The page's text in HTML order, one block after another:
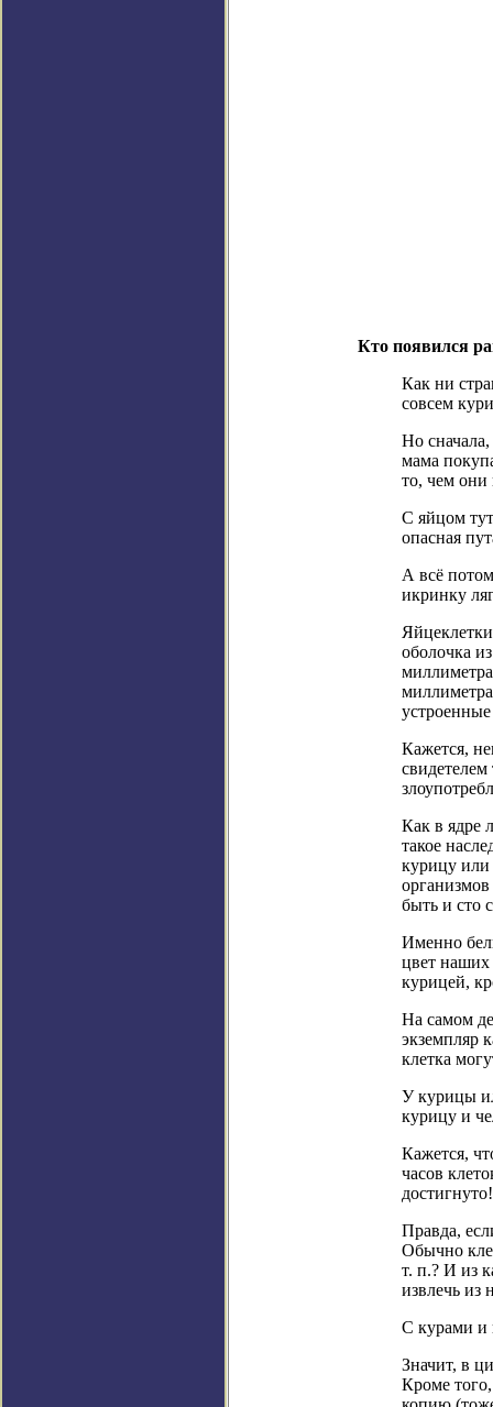
Кто появился
Как ни
совсем
Но
мама
то, чем они
С яйцом
опасная
А всё
икринку
оболочка
Кажется,
Как в ядре
такое
курицу или
быть и сто
Именно
цвет наших
курицей,
На самом
экземпляр
клетка
У курицы
курицу и
Кажется,
часов
Правда,
Обычно
т. п.? И из
извлечь из
С курами и
Значит, в
Кроме